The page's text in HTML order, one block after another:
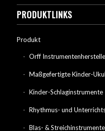
PRODUKTLINKS
Produkt
Orff
Maßgefertigte Kinder-
Kinder-Schlaginstrumente
Rhythmus- und
Blas- & Streichinstrumente